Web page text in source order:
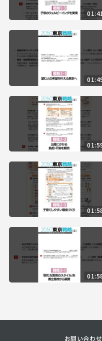
お問い合わ